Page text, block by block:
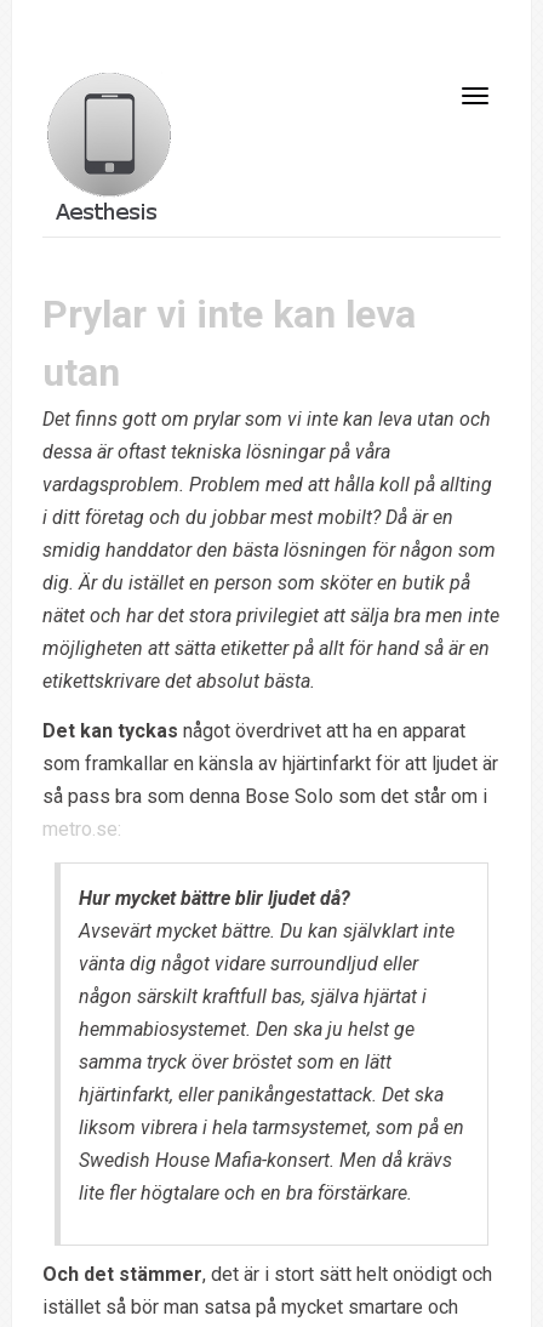
Prylar vi inte kan leva
utan
Det finns gott om prylar som vi inte kan leva utan och
dessa är oftast tekniska lösningar på våra
vardagsproblem. Problem med att hålla koll på allting
i ditt företag och du jobbar mest mobilt? Då är en
smidig handdator den bästa lösningen för någon som
dig. Är du istället en person som sköter en butik på
nätet och har det stora privilegiet att sälja bra men inte
möjligheten att sätta etiketter på allt för hand så är en
etikettskrivare det absolut bästa.
Det kan tyckas något överdrivet att ha en apparat
som framkallar en känsla av hjärtinfarkt för att ljudet är
så pass bra som denna Bose Solo som det står om i
metro.se:
Hur mycket bättre blir ljudet då?
Avsevärt mycket bättre. Du kan självklart inte
vänta dig något vidare surroundljud eller
någon särskilt kraftfull bas, själva hjärtat i
hemmabiosystemet. Den ska ju helst ge
samma tryck över bröstet som en lätt
hjärtinfarkt, eller panikångestattack. Det ska
liksom vibrera i hela tarmsystemet, som på en
Swedish House Mafia-konsert. Men då krävs
lite fler högtalare och en bra förstärkare.
Och det stämmer, det är i stort sätt helt onödigt och
istället så bör man satsa på mycket smartare och